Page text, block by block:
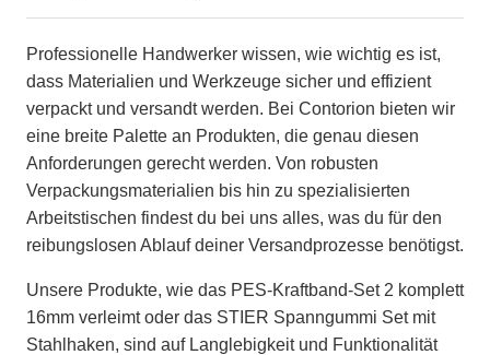
Professionelle Handwerker wissen, wie wichtig es ist,
dass Materialien und Werkzeuge sicher und effizient
verpackt und versandt werden. Bei Contorion bieten wir
eine breite Palette an Produkten, die genau diesen
Anforderungen gerecht werden. Von robusten
Verpackungsmaterialien bis hin zu spezialisierten
Arbeitstischen findest du bei uns alles, was du für den
reibungslosen Ablauf deiner Versandprozesse benötigst.
Unsere Produkte, wie das PES-Kraftband-Set 2 komplett
16mm verleimt oder das STIER Spanngummi Set mit
Stahlhaken, sind auf Langlebigkeit und Funktionalität